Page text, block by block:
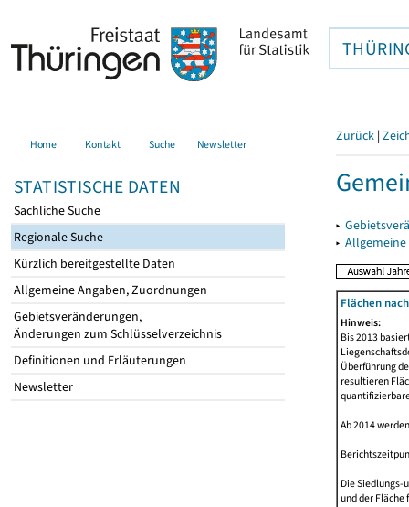
Home Kontakt Suche Newsletter
STATISTISCHE DATEN
Sachliche Suche
Regionale Suche
Kürzlich bereitgestellte Daten
Allgemeine Angaben, Zuordnungen
Gebietsveränderungen,
Änderungen zum Schlüsselverzeichnis
Definitionen und Erläuterungen
Newsletter
Zurück |
▸
▸
Flächen
Hinweis:
Bis 2013
Überführung
resultieren
Ab 2014
Die Siedlungs-
und der Fläche